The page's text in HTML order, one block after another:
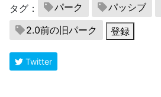
タグ： パーク パッシブ
2.0前の旧パーク
登録
Twitter